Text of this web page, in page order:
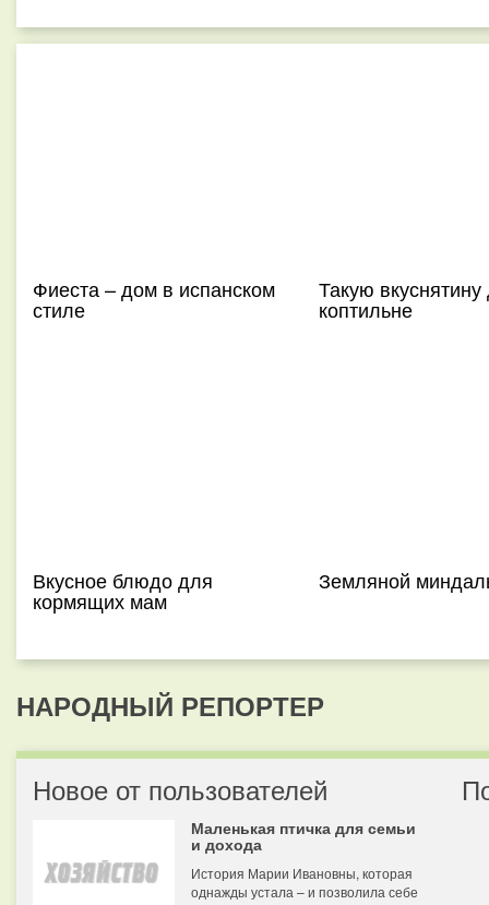
Фиеста – дом в испанском
стиле
Такую
коптильне
Вкусное блюдо для
кормящих мам
Земляной
НАРОДНЫЙ РЕПОРТЕР
Новое от пользователей
Маленькая птичка для семьи
и дохода
История Марии Ивановны, которая
однажды устала – и позволила себе